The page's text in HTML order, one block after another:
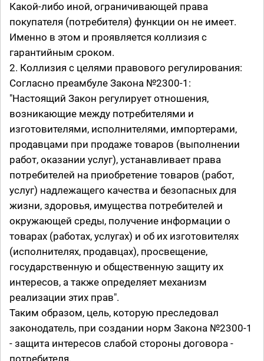
Какой-либо иной, ограничивающей права
покупателя (потребителя) функции он не имеет.
Именно в этом и проявляется коллизия с
гарантийным сроком.
2. Коллизия с целями правового регулирования:
Согласно преамбуле Закона №2300-1:
"Настоящий Закон регулирует отношения,
возникающие между потребителями и
изготовителями, исполнителями, импортерами,
продавцами при продаже товаров (выполнении
работ, оказании услуг), устанавливает права
потребителей на приобретение товаров (работ,
услуг) надлежащего качества и безопасных для
жизни, здоровья, имущества потребителей и
окружающей среды, получение информации о
товарах (работах, услугах) и об их изготовителях
(исполнителях, продавцах), просвещение,
государственную и общественную защиту их
интересов, а также определяет механизм
реализации этих прав".
Таким образом, цель, которую преследовал
законодатель, при создании норм Закона №2300-1
- защита интересов слабой стороны договора -